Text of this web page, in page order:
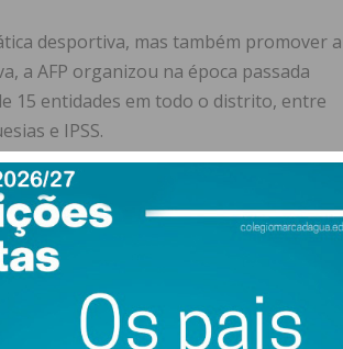
desportiva, mas também promover a
a AFP organizou na época passada
15 entidades em todo o distrito, entre
e IPSS.
do Porto, tem como objetivo
a bola como ferramenta educativa
Pré-Escolar até ao 1º Ciclo do Ensino
do Porto, com 19 agrupamentos
letivo, a intenção é duplicar estes
de Cabeça Santa e Boelhe com